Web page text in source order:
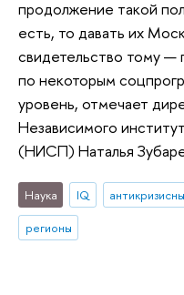
продолжение такой
есть, то давать их
свидетельство тому —
по некоторым
уровень, отмечает
Независимого
(НИСП) Наталья
Наука IQ
регионы